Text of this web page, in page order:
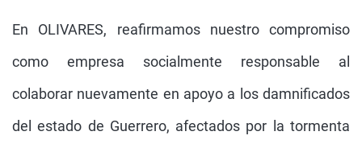
En OLIVARES, reafirmamos nuestro compromiso
como empresa socialmente responsable al
colaborar nuevamente en apoyo a los damnificados
del estado de Guerrero, afectados por la tormenta